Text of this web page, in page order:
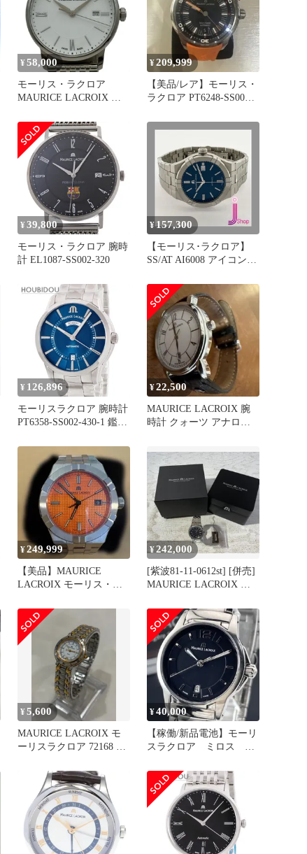
¥ 58,000
モーリス・ラクロア
MAURICE LACROIX エ
SS002-110-1 ホワイト ス
テンレススチール クオー
ツ レディース 腕時計
¥209,999
【美品/レア】モーリス・
ラクロア PT6248-SS00L-
¥ 39,800
モーリス・ラクロア 腕時
計 EL1087-SS002-320
¥157,300
【モーリス･ラクロア】
SS/AT AI6008 アイコン
¥ 126,896
モーリスラクロア 腕時計
PT6358-SS002-430-1 鑑定
¥22,500
MAURICE LACROIX 腕
時計 クォーツ アナロ
¥249,999
【美品】MAURICE
LACROIX モーリス・ラ
¥242,000
[紫波81-11-0612st] [併売]
MAURICE LACROIX モ
自動巻き時計[中古] [メン
ズ]
¥5,600
MAURICE LACROIX モ
ーリスラクロア 72168 ク
¥40,000
【稼働/新品電池】モーリ
スラクロア ミロス デ
黒文字盤